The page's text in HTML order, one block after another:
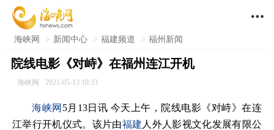

海峡网 > 新闻中心 > 福建频道 > 福州新闻
院线电影《对峙》在福州连江开机
海峡网 2021-05-13 10:33
海峡网 5月13日讯 今天上午，院线电影《对峙》在连
江举行开机仪式。该片由福建 人外人影视文化发展有限公